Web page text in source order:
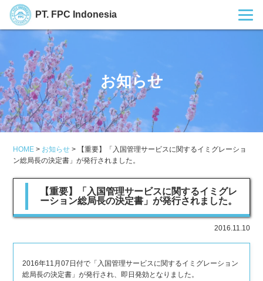
PT. FPC Indonesia
お知らせ
HOME > お知らせ >
【重要】「入国管理サービスに関するイミグレーショ
ン総局長の決定書」が発行されました。
【重要】「入国管理サービスに関するイミグレ
ーション総局長の決定書」が発行されました。
2016.11.10
2016年11月07日付で「入国管理サービスに関するイミグレーション
総局長の決定書」が発行され、即日発効となりました。